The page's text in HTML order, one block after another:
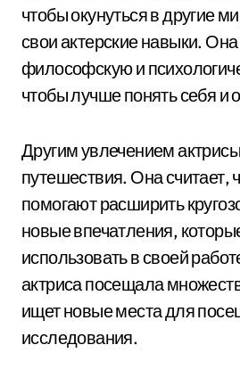
чтобы окунуться в другие
свои актерские навыки.
философскую и
чтобы лучше понять себя и
Другим увлечением
путешествия. Она считает,
помогают расширить
новые впечатления,
использовать в своей
актриса посещала
ищет новые места для
исследования.